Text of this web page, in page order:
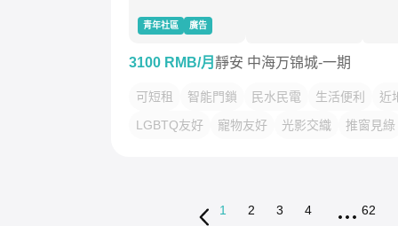
青年社區 廣告
3100 RMB/月 靜安 中海万锦城-一期
可短租 智能門鎖 民水民電 生活便利
近
LGBTQ友好
寵物友好 光影交織 推窗見綠
1 2 3 4 62